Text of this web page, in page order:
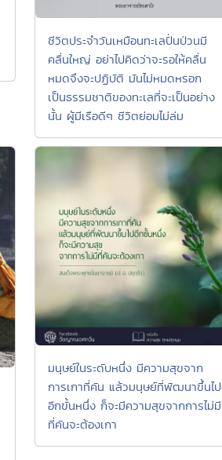
ชีวิตประจำวันเหมือนทะเลปั่นป่วนมี
คลื่นใหญ่ อย่าไปคิดว่าจะรอให้คลื่น
หมดจึงจะปฏิบัติ มันไม่หมดหรอก
เป็นธรรมชาติของทะเลที่จะเป็นอย่าง
นั้น ผู้มีเรือดีๆ ชีวิตย่อมไม่ล่ม
มนุษย์ในระดับหนึ่ง มีความสุขจาก
การเกาที่คัน แล้วมนุษย์ที่พัฒนาขึ้นไป
อีกขั้นหนึ่ง ก็จะมีความสุขจากการไม่มี
ที่คันจะต้องเกา